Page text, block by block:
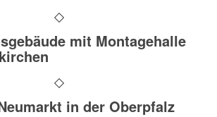
mit Montagehalle
in der Oberpfalz